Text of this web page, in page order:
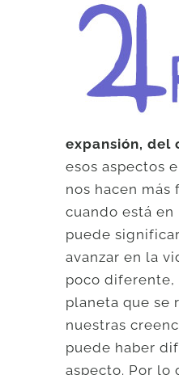
expansión, del
esos aspectos
nos hacen más
cuando está
puede
avanzar en la
poco diferente,
planeta que se
nuestras
puede haber
aspecto. Por lo